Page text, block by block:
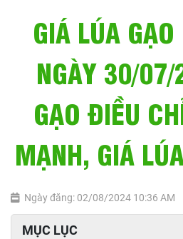
GIÁ LÚA
NGÀY 30/
GẠO ĐIỀU
MẠNH, GIÁ
Ngày đăng: 02/08/2024 10:36 AM
MỤC LỤC